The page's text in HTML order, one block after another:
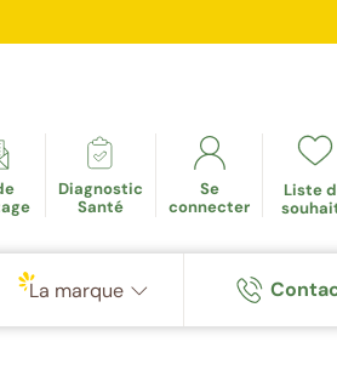
Diagnostic
Santé
Se
connecter
Liste
La marque